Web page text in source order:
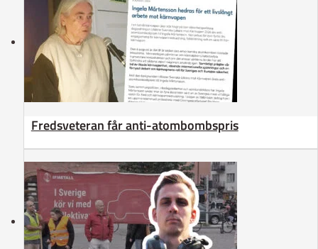
Fredsveteran får anti-atombombspris